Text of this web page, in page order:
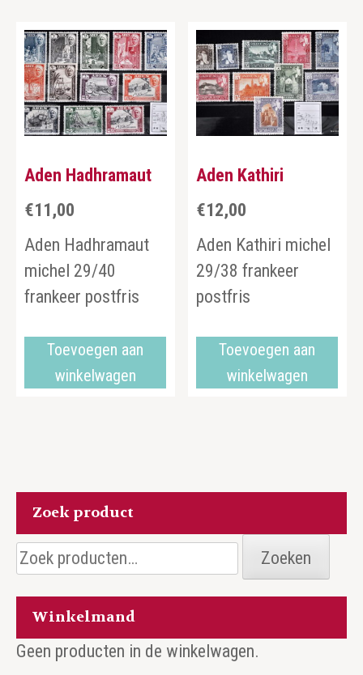
Aden Hadhramaut
€11,00
Aden Hadhramaut
michel 29/40
frankeer postfris
Toevoegen aan
winkelwagen
Aden Kathiri
€12,00
Aden Kathiri michel
29/38 frankeer
postfris
Toevoegen aan
winkelwagen
Zoek product
Zoeken
naar:
Zoeken
Winkelmand
Geen producten in de winkelwagen.